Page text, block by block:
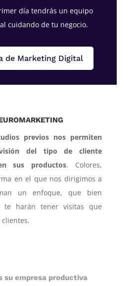
día tendrás un equipo
cuidando de tu negocio.
de Marketing Digital
previos nos permiten
del tipo de cliente
sus productos. Colores,
en el que nos dirigimos a
un enfoque, que bien
te harán tener visitas que
su empresa productiva